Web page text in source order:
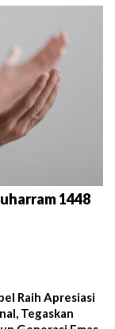
1448
Raih Apresiasi
Tegaskan